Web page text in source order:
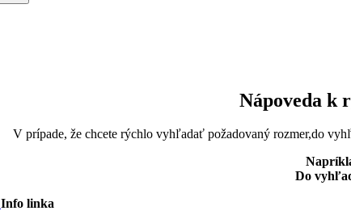
Nápoveda k
V prípade, že chcete rýchlo vyhľadať požadovaný rozmer,do
Do
Info linka